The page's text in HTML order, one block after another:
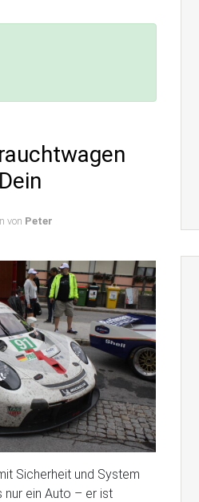
von Peter
Sicherheit und System
nur ein Auto – er ist